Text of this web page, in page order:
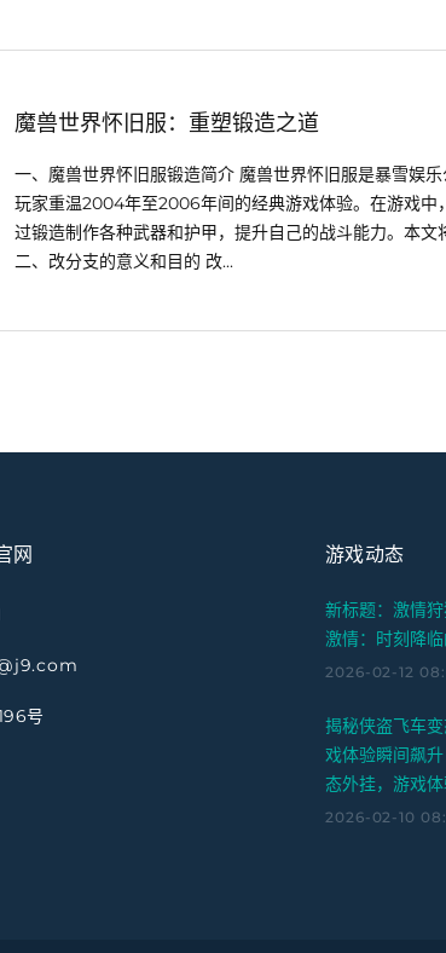
魔兽世界怀旧服：重塑锻造之道
一、魔兽世界怀旧服锻造简介 魔兽世界怀旧服是暴雪娱
玩家重温2004年至2006年间的经典游戏体验。在游戏中
过锻造制作各种武器和护甲，提升自己的战斗能力。本文
二、改分支的意义和目的 改...
网
号
游戏动态
新标题：激情
激情：时刻降
2026-02-12
揭秘侠盗飞车
戏体验瞬间飙
态外挂，游戏
2026-02-10